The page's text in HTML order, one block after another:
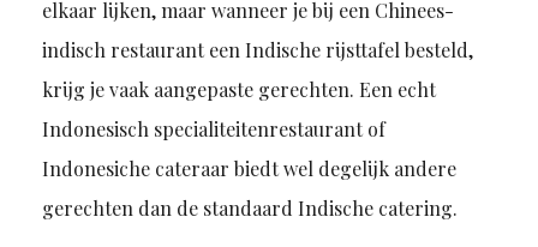
elkaar lijken, maar wanneer je bij een Chinees-
indisch restaurant een Indische rijsttafel besteld,
krijg je vaak aangepaste gerechten. Een echt
Indonesisch specialiteitenrestaurant of
Indonesiche cateraar biedt wel degelijk andere
gerechten dan de standaard Indische catering.